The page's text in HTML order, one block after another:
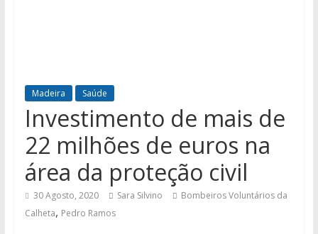
Madeira Saúde
Investimento de mais de
22 milhões de euros na
área da proteção civil
30 Agosto, 2020 Sara Silvino
Bombeiros Voluntários da
Calheta, Pedro Ramos